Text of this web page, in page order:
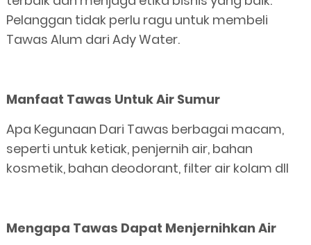
Pelanggan tidak perlu ragu untuk membeli
Tawas Alum dari Ady Water.
Manfaat Tawas Untuk Air Sumur
Apa Kegunaan Dari Tawas berbagai macam,
seperti untuk ketiak, penjernih air, bahan
kosmetik, bahan deodorant, filter air kolam dll
Mengapa Tawas Dapat Menjernihkan Air